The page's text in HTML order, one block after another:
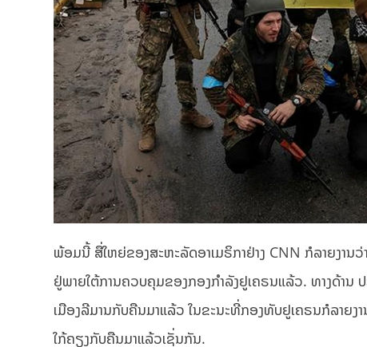
ພ້ອມນີ້ ສື່ໃຫຍ່ຂອງສະຫະລັດອາເມຣິກາຢ່າງ CNN ກໍລາຍງານ
ຢູ່ພາຍໃຕ້ການຄວບຄຸມຂອງກອງກໍາລັງຢູເຄຣນແລ້ວ. ທາງດ້ານ
ເມືອງລີມານກັບຄືນມາແລ້ວ ໃນຂະນະທີ່ກອງທັບຢູເຄຣນກໍລາຍ
ໃກ້ຄຽງກັບຄືນມາແລ້ວເຊັ່ນກັນ.